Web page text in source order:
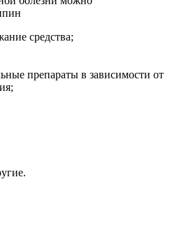
средства;
препараты в зависимости от